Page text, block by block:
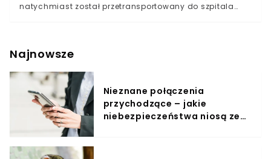
natychmiast został przetransportowany do szpitala
niedokrwiennego1 kwietnia w Archikatedrze
Warszawskiej odbyła się Msza Świętego Krzyżma,
odprawiana zwyczajowo z okazji Wielkiego Czwartku.
Prowadzący nabożeństwo kardynał Nycz od początku
zdawał się zmagać ze zdrowotnymi
problemami.Hierarcha zasłabł po niespełna 10
minutach od rozpoczęcia mszy. Kardynał upadłby,
gdyby nie obecność dwóch księży, którzy podtrzymali
duchownego. Nabożeństwo dokończył obecny w
Archikatedrze biskup Józef Guzdek.
Najnowsze
Nieznane połączenia
przychodzące – jakie
niebezpieczeństwa niosą ze